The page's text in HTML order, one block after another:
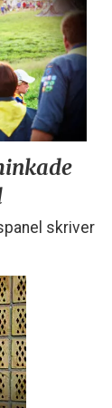
skriver